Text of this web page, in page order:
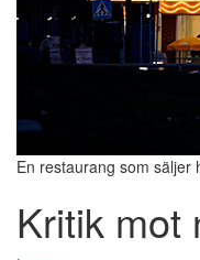
En restaurang som
Kritik mot